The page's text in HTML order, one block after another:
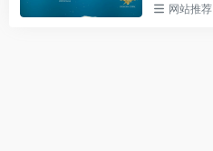
网站推荐